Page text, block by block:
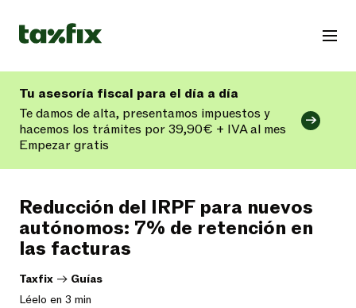
Tu asesoría fiscal para el día a día
Te damos de alta, presentamos impuestos y
hacemos los trámites por 39,90€ + IVA al mes
Empezar gratis
Reducción del IRPF para nuevos
autónomos: 7% de retención en
las facturas
Taxfix -> Guías
Léelo en 3 min